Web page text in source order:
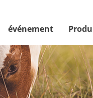
événement